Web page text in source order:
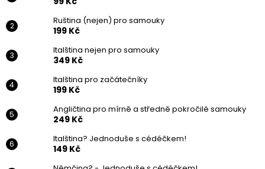
Ruština (nejen) pro samouky
199 Kč
Italština nejen pro samouky
349 Kč
Italština pro začátečníky
199 Kč
Angličtina pro mírně a středně pokročilé samouky
249 Kč
Italština? Jednoduše s cédéčkem!
149 Kč